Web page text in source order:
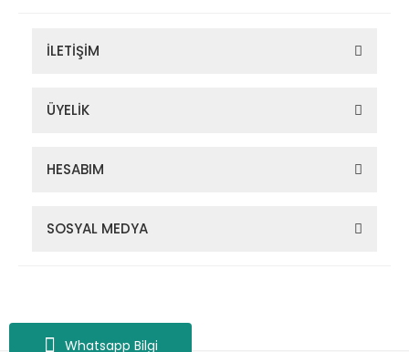
Whatsapp Bilgi
İLETİŞİM
ÜYELİK
HESABIM
SOSYAL MEDYA